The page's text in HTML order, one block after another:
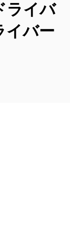
ライバ
イバー